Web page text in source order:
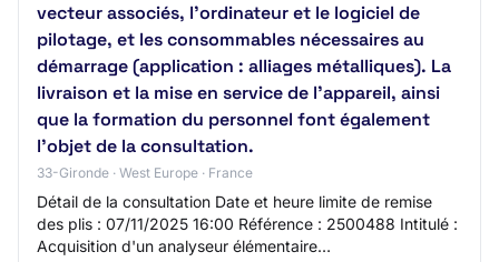
vecteur associés, l'ordinateur et le logiciel de
pilotage, et les consommables nécessaires au
démarrage (application : alliages métalliques). La
livraison et la mise en service de l'appareil, ainsi
que la formation du personnel font également
l'objet de la consultation.
33-Gironde · West Europe · France
Détail de la consultation Date et heure limite de remise
des plis : 07/11/2025 16:00 Référence : 2500488 Intitulé :
Acquisition d'un analyseur élémentaire